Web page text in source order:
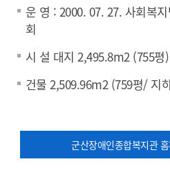
운 영 : 2000. 07. 27. 사회복
회
시 설 대지 2,495.8m2 (755평)
건물 2,509.96m2 (759평/ 지
군산장애인종합복지관